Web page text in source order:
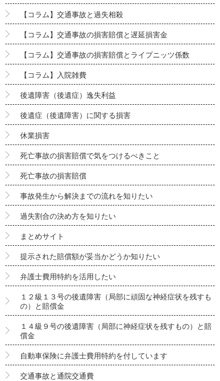
【コラム】交通事故と過失相殺
【コラム】交通事故の損害賠償と遅延損害金
【コラム】交通事故の損害賠償とライプニッツ係数
【コラム】入院雑費
後遺障害（後遺症）逸失利益
後遺症（後遺障害）に関する損害
休業損害
死亡事故の損害賠償で気をつけるべきこと
死亡事故の損害賠償
事故発生から解決までの流れを知りたい
過失割合の決め方を知りたい
まとめサイト
提示された賠償額が妥当かどうか知りたい
弁護士費用特約を活用したい
１２級１３号の後遺障害（局部に頑固な神経症状を残すも
の）と賠償金
１４級９号の後遺障害（局部に神経症状を残すもの）と賠
償金
自動車保険に弁護士費用特約を付しています
交通事故と通院交通費